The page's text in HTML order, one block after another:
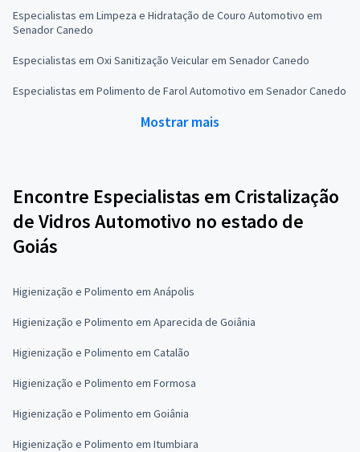
Especialistas em Limpeza e Hidratação de Couro Automotivo em
Senador Canedo
Especialistas em Oxi Sanitização Veicular em Senador Canedo
Especialistas em Polimento de Farol Automotivo em Senador Canedo
Mostrar mais
Encontre Especialistas em Cristalização
de Vidros Automotivo no estado de
Goiás
Higienização e Polimento em Anápolis
Higienização e Polimento em Aparecida de Goiânia
Higienização e Polimento em Catalão
Higienização e Polimento em Formosa
Higienização e Polimento em Goiânia
Higienização e Polimento em Itumbiara